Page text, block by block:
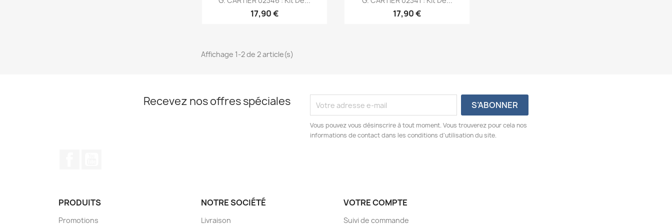
17,90 € 17,90 €
Affichage 1-2 de 2 article(s)
Recevez nos offres spéciales
Vous pouvez vous désinscrire à tout moment. Vous trouverez pour cela nos
informations de contact dans les conditions d'utilisation du site.
PRODUITS
Promotions
NOTRE SOCIÉTÉ
Livraison
VOTRE COMPTE
Suivi de commande